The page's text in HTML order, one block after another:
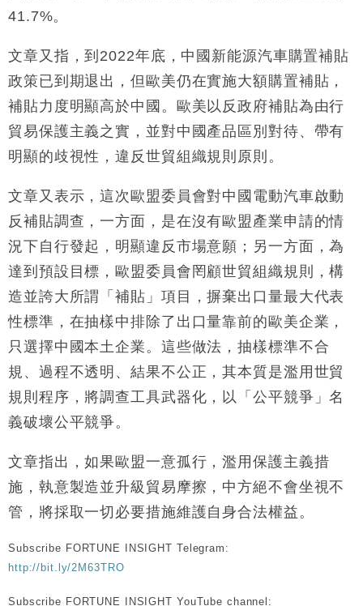
11:40
10:57
財經｜美商務部擬擴大金屬關稅範圍 14類產品或加徵
25%
18:15
本地｜新世界K11 9月升級會員制度 增鉑金卡級別鎖
定高消費客群
41.7%。
文章又指，到2022年底，中國新能源汽車購置補貼
政策已到期退出，但歐美仍在實施大額購置補貼，
補貼力度明顯高於中國。歐美以反政府補貼為由行
貿易保護主義之實，並對中國產品區別對待、帶有
明顯的歧視性，違反世貿組織規則原則。
文章又表示，這次歐盟委員會對中國電動汽車啟動
反補貼調查，一方面，是在沒有歐盟產業申請的情
況下自行發起，明顯違反市場意願；另一方面，為
達到預設目標，歐盟委員會罔顧世貿組織規則，構
造並誇大所謂「補貼」項目，摒棄出口量最大代表
性標準，在抽樣中排除了出口量靠前的歐美企業，
只選擇中國本土企業。這些做法，抽樣標準不合
規、過程不透明、結果不公正，其本質是濫用世貿
規則程序，將調查工具武器化，以「公平競爭」名
義破壞公平競爭。
文章指出，如果歐盟一意孤行，濫用保護主義措
施，執意製造並升級貿易摩擦，中方絕不會坐視不
管，將採取一切必要措施維護自身合法權益。
Subscribe FORTUNE INSIGHT Telegram:
http://bit.ly/2M63TRO
Subscribe FORTUNE INSIGHT YouTube channel: